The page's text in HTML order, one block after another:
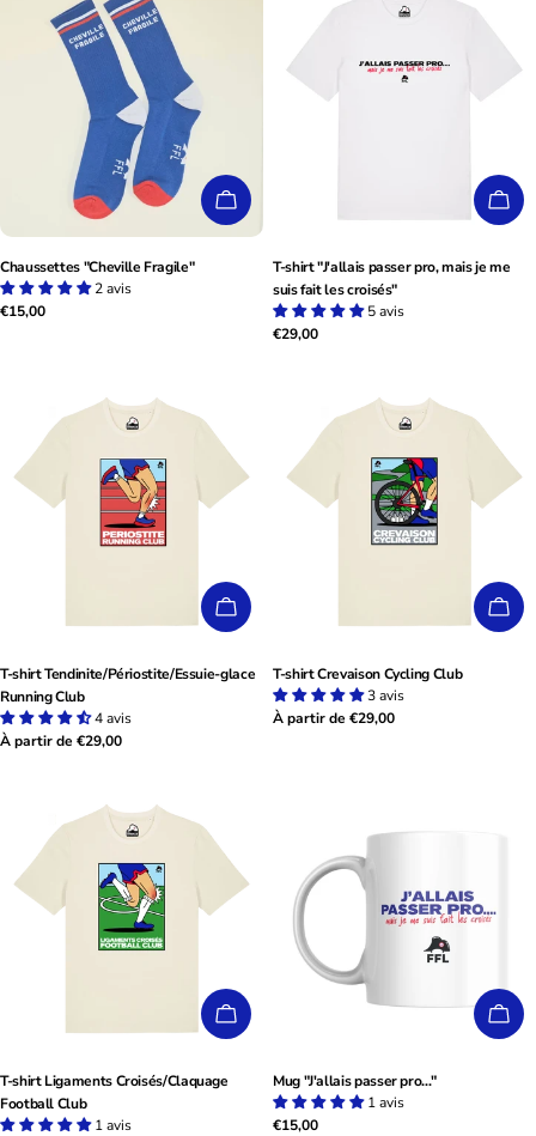
I
O
N
:
CHOISISSEZ LES OPTIONS
Chaussettes "Cheville Fragile"
2 avis
Prix
€15,00
T-shirt "J'allais passer pro, mais je me
suis fait les croisés"
5 avis
Prix
€29,00
CHOISISSEZ LES OPTIONS
T-shirt Tendinite/Périostite/Essuie-glace
Running Club
4 avis
Prix
À partir de €29,00
T-shirt Crevaison Cycling Club
3 avis
Prix
À partir de €29,00
CHOISISSEZ LES OPTIONS
T-shirt Ligaments Croisés/Claquage
Football Club
1 avis
Mug "J'allais passer pro..."
1 avis
Prix
€15,00